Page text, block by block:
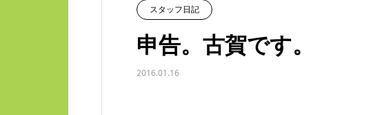
スタッフ日記
申告。古賀です。
2016.01.16